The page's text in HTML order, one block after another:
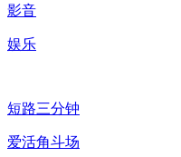
影音
娱乐
短路三分钟
爱活角斗场